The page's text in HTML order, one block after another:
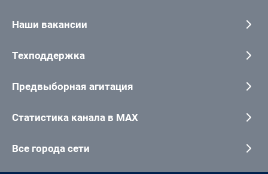
Наши вакансии
Техподдержка
Предвыборная агитация
Статистика канала в MAX
Все города сети